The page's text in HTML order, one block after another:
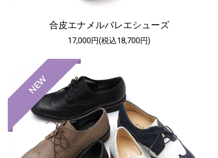
合皮エナメルバレエシューズ
17,000円(税込18,700円)
NEW